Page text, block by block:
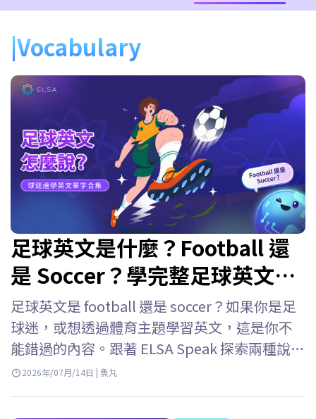
Vocabulary
足球英文是什麼？Football 還
是 Soccer？學完整足球英文單
字
足球英文是 football 還是 soccer？如果你是足
球迷，或想透過體育主題學習英文，這是你不
能錯過的內容。跟著 ELSA Speak 探索兩種說法
的差異，學習足球英文單字與足球英文術語，
2026年/07月/14日 | 魚丸